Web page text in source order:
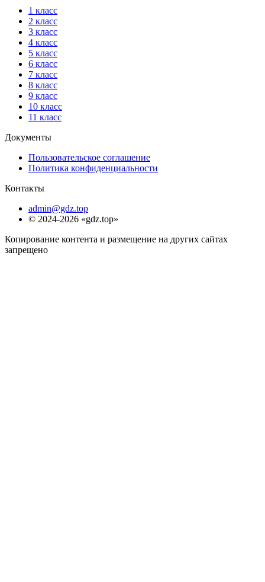
1 класс
2 класс
3 класс
4 класс
5 класс
6 класс
7 класс
8 класс
9 класс
10 класс
11 класс
Документы
Пользовательское соглашение
Политика конфиденциальности
Контакты
admin@gdz.top
© 2024-2026 «gdz.top»
Копирование контента и размещение на других сайтах
запрещено